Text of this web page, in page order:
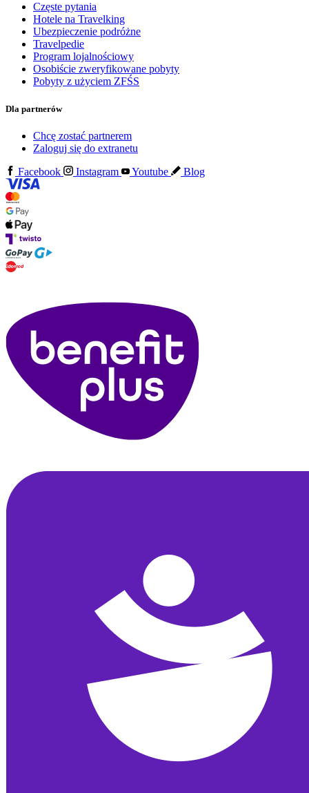
Częste pytania
Hotele na Travelking
Ubezpieczenie podróżne
Travelpedie
Program lojalnościowy
Osobiście zweryfikowane pobyty
Pobyty z użyciem ZFŚS
Dla partnerów
Chcę zostać partnerem
Zaloguj się do extranetu
Facebook
Instagram Youtube Blog